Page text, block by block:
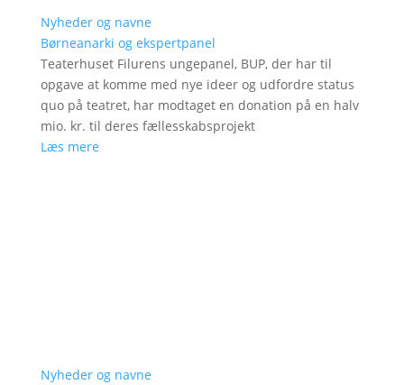
Nyheder og navne
Børneanarki og ekspertpanel
Teaterhuset Filurens ungepanel, BUP, der har til
opgave at komme med nye ideer og udfordre status
quo på teatret, har modtaget en donation på en halv
mio. kr. til deres fællesskabsprojekt
Læs mere
Nyheder og navne